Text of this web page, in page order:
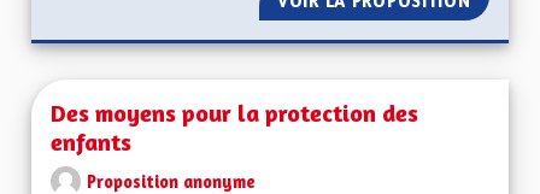
Des moyens pour la protection des
enfants
Proposition anonyme